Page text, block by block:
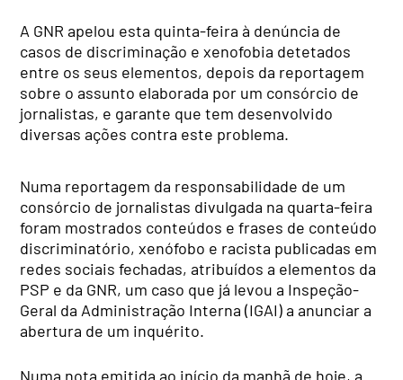
A GNR apelou esta quinta-feira à denúncia de
casos de discriminação e xenofobia detetados
entre os seus elementos, depois da reportagem
sobre o assunto elaborada por um consórcio de
jornalistas, e garante que tem desenvolvido
diversas ações contra este problema.
Numa reportagem da responsabilidade de um
consórcio de jornalistas divulgada na quarta-feira
foram mostrados conteúdos e frases de conteúdo
discriminatório, xenófobo e racista publicadas em
redes sociais fechadas, atribuídos a elementos da
PSP e da GNR, um caso que já levou a Inspeção-
Geral da Administração Interna (IGAI) a anunciar a
abertura de um inquérito.
Numa nota emitida ao início da manhã de hoje, a